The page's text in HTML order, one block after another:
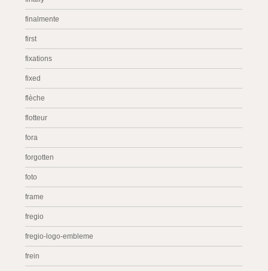
finalmente
first
fixations
fixed
flèche
flotteur
fora
forgotten
foto
frame
fregio
fregio-logo-embleme
frein